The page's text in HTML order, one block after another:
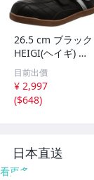
26.5 cm ブラック
HEIGI(ヘイギ) メ
ンズ セーフティ
ーシューズ マジ
ック 先芯入り ス
ニーカー 作業靴
目前出價
¥ 2,997
($648)
日本直送
看更多